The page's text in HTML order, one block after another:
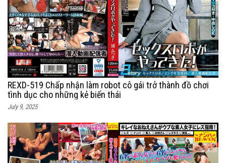
REXD-519 Chấp nhận làm robot cô gái trở thành đồ chơi
tình dục cho những kẻ biến thái
July 9, 2025